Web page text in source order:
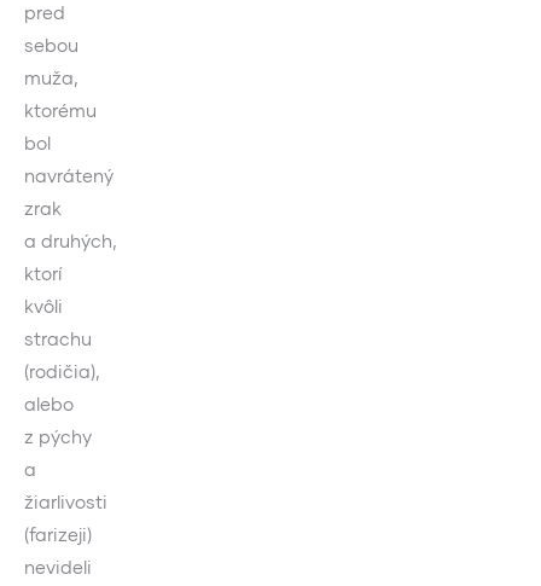
pred
sebou
muža,
ktorému
bol
navrátený
zrak
a druhých,
ktorí
kvôli
strachu
(rodičia),
alebo
z pýchy
a
žiarlivosti
(farizeji)
nevideli